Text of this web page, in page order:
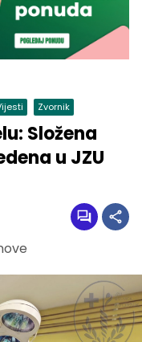
Zvornik
Složena
u JZU